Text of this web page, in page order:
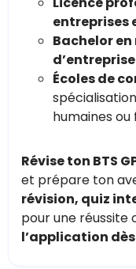
Bachelor
d’entreprise
Écoles de
humaines
Révise ton BTS
et prépare ton
révision, quiz
pour une réussite
l’application